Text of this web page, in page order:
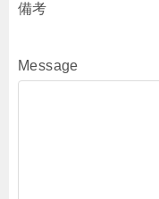
備考
Message